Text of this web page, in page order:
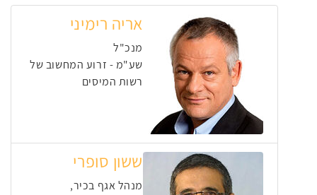
אריה רימיני
מנכ"ל
שע"מ - זרוע המחשוב של
רשות המיסים
ששון סופרי
מנהל אגף בכיר,